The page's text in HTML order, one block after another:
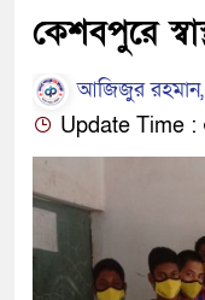
কেশবপুরে
আজিজুর রহমান,
Update Time :